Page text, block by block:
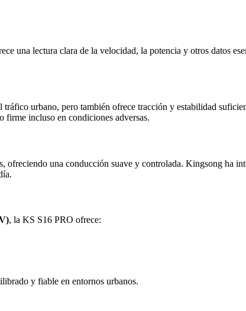
una lectura clara de la velocidad, la potencia y otros datos
urbano, pero también ofrece tracción y estabilidad
firme incluso en condiciones adversas.
ofreciendo una conducción suave y controlada. Kingsong ha
, la KS S16 PRO ofrece:
y fiable en entornos urbanos.